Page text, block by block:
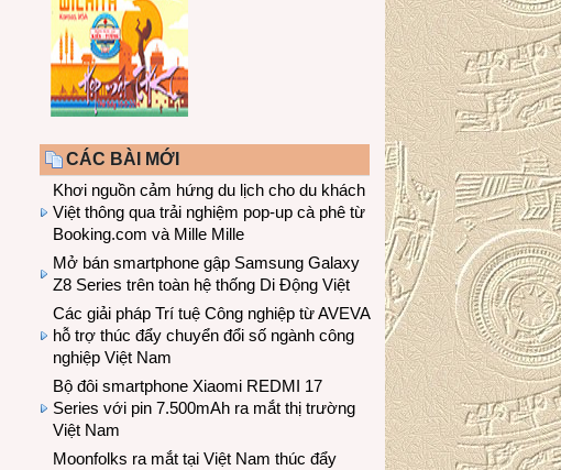
CÁC BÀI MỚI
Khơi nguồn cảm hứng du lịch cho du khách
Việt thông qua trải nghiệm pop-up cà phê từ
Booking.com và Mille Mille
Mở bán smartphone gập Samsung Galaxy
Z8 Series trên toàn hệ thống Di Động Việt
Các giải pháp Trí tuệ Công nghiệp từ AVEVA
hỗ trợ thúc đẩy chuyển đổi số ngành công
nghiệp Việt Nam
Bộ đôi smartphone Xiaomi REDMI 17
Series với pin 7.500mAh ra mắt thị trường
Việt Nam
Moonfolks ra mắt tại Việt Nam thúc đẩy